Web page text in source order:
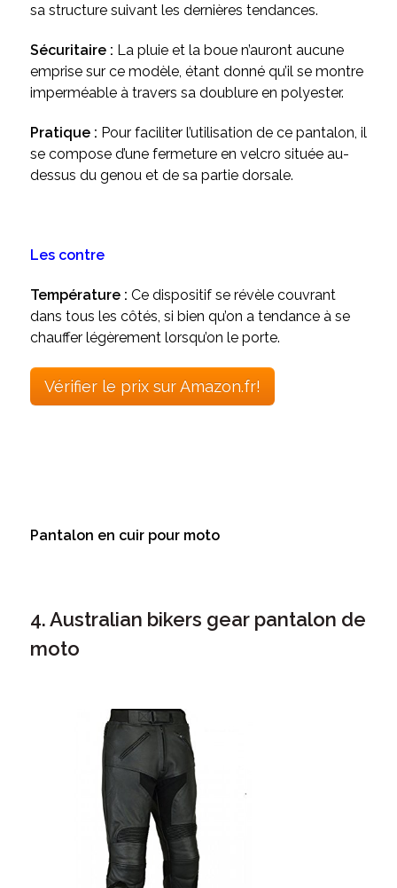
sa structure suivant les dernières tendances.
Sécuritaire : La pluie et la boue n’auront aucune
emprise sur ce modèle, étant donné qu’il se montre
imperméable à travers sa doublure en polyester.
Pratique : Pour faciliter l’utilisation de ce pantalon, il
se compose d’une fermeture en velcro située au-
dessus du genou et de sa partie dorsale.
Les contre
Température : Ce dispositif se révèle couvrant
dans tous les côtés, si bien qu’on a tendance à se
chauffer légèrement lorsqu’on le porte.
Vérifier le prix sur Amazon.fr!
Pantalon en cuir pour moto
4. Australian bikers gear pantalon de
moto